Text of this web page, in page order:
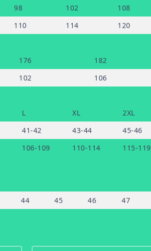
98 102 108
110 114 120
176 182
102 106
L XL 2XL
41-42 43-44 45-46
106-109 110-114 115-119
44 45 46 47